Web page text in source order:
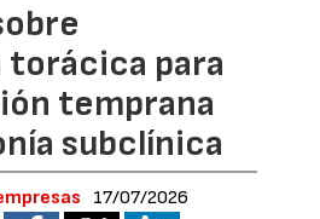
para
temprana
subclínica
17/07/2026